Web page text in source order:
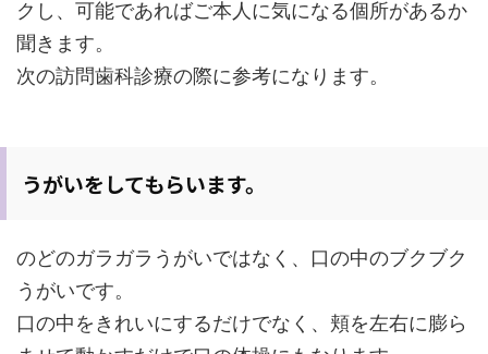
クし、可能であればご本人に気になる個所があるか
聞きます。
次の訪問歯科診療の際に参考になります。
うがいをしてもらいます。
のどのガラガラうがいではなく、口の中のブクブク
うがいです。
口の中をきれいにするだけでなく、頬を左右に膨ら